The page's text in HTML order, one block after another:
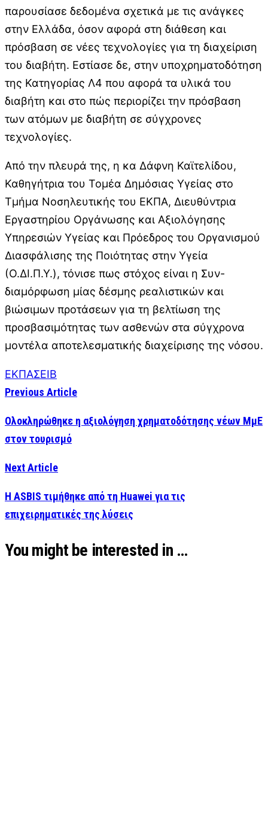
παρουσίασε δεδομένα σχετικά με τις ανάγκες
στην Ελλάδα, όσον αφορά στη διάθεση και
πρόσβαση σε νέες τεχνολογίες για τη διαχείριση
του διαβήτη. Εστίασε δε, στην υποχρηματοδότηση
της Κατηγορίας Λ4 που αφορά τα υλικά του
διαβήτη και στο πώς περιορίζει την πρόσβαση
των ατόμων με διαβήτη σε σύγχρονες
τεχνολογίες.
Από την πλευρά της, η κα Δάφνη Καϊτελίδου,
Καθηγήτρια του Τομέα Δημόσιας Υγείας στο
Τμήμα Νοσηλευτικής του ΕΚΠΑ, Διευθύντρια
Εργαστηρίου Οργάνωσης και Αξιολόγησης
Υπηρεσιών Υγείας και Πρόεδρος του Οργανισμού
Διασφάλισης της Ποιότητας στην Υγεία
(Ο.ΔΙ.Π.Υ.), τόνισε πως στόχος είναι η Συν-
διαμόρφωση μίας δέσμης ρεαλιστικών και
βιώσιμων προτάσεων για τη βελτίωση της
προσβασιμότητας των ασθενών στα σύγχρονα
μοντέλα αποτελεσματικής διαχείρισης της νόσου.
ΕΚΠΑΣΕΙΒ
Previous Article
Ολοκληρώθηκε η αξιολόγηση χρηματοδότησης νέων ΜμΕ
στον τουρισμό
Next Article
Η ASBIS τιμήθηκε από τη Huawei για τις
επιχειρηματικές της λύσεις
You might be interested in …